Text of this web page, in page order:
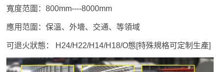
寬度范圍：800mm----8000mm
應用范圍：保溫、外墻、交通、等領域
可退火狀態： H24/H22/H14/H18/O態[特殊規格可定制生產]